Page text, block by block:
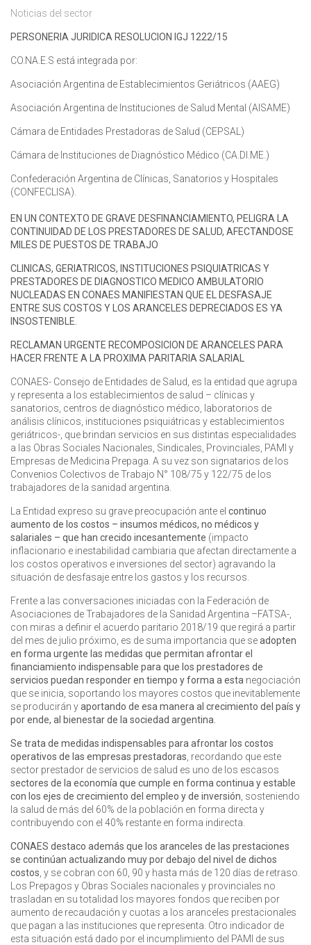
Noticias del sector
PERSONERIA JURIDICA RESOLUCION IGJ 1222/15
CO.NA.E.S está integrada por:
Asociación Argentina de Establecimientos Geriátricos (AAEG)
Asociación Argentina de Instituciones de Salud Mental (AISAME)
Cámara de Entidades Prestadoras de Salud (CEPSAL)
Cámara de Instituciones de Diagnóstico Médico (CA.DI.ME.)
Confederación Argentina de Clínicas, Sanatorios y Hospitales
(CONFECLISA).
EN UN CONTEXTO DE GRAVE DESFINANCIAMIENTO, PELIGRA LA
CONTINUIDAD DE LOS PRESTADORES DE SALUD, AFECTANDOSE
MILES DE PUESTOS DE TRABAJO
CLINICAS, GERIATRICOS, INSTITUCIONES PSIQUIATRICAS Y
PRESTADORES DE DIAGNOSTICO MEDICO AMBULATORIO
NUCLEADAS EN CONAES MANIFIESTAN QUE EL DESFASAJE
ENTRE SUS COSTOS Y LOS ARANCELES DEPRECIADOS ES YA
INSOSTENIBLE.
RECLAMAN URGENTE RECOMPOSICION DE ARANCELES PARA
HACER FRENTE A LA PROXIMA PARITARIA SALARIAL
CONAES- Consejo de Entidades de Salud, es la entidad que agrupa
y representa a los establecimientos de salud – clínicas y
sanatorios, centros de diagnóstico médico, laboratorios de
análisis clínicos, instituciones psiquiátricas y establecimientos
geriátricos-, que brindan servicios en sus distintas especialidades
a las Obras Sociales Nacionales, Sindicales, Provinciales, PAMI y
Empresas de Medicina Prepaga. A su vez son signatarios de los
Convenios Colectivos de Trabajo N° 108/75 y 122/75 de los
trabajadores de la sanidad argentina.
La Entidad expreso su grave preocupación ante el continuo
aumento de los costos – insumos médicos, no médicos y
salariales – que han crecido incesantemente (impacto
inflacionario e inestabilidad cambiaria que afectan directamente a
los costos operativos e inversiones del sector) agravando la
situación de desfasaje entre los gastos y los recursos.
Frente a las conversaciones iniciadas con la Federación de
Asociaciones de Trabajadores de la Sanidad Argentina –FATSA-,
con miras a definir el acuerdo paritario 2018/19 que regirá a partir
del mes de julio próximo, es de suma importancia que seadopten
en forma urgente las medidas que permitan afrontar el
financiamiento indispensable para que los prestadores de
servicios puedan responder en tiempo y forma a esta negociación
que se inicia, soportando los mayores costos que inevitablemente
se producirán yaportando de esa manera al crecimiento del país y
por ende, al bienestar de la sociedad argentina.
Se trata de medidas indispensables para afrontar los costos
operativos de las empresas prestadoras , recordando que este
sector prestador de servicios de salud es uno de los escasos
sectores de la economía que cumple en forma continua y estable
con los ejes de crecimiento del empleo y de inversión , sosteniendo
la salud de más del 60% de la población en forma directa y
contribuyendo con el 40% restante en forma indirecta.
CONAES destaco además que los aranceles de las prestaciones
se continúan actualizando muy por debajo del nivel de dichos
costos , y se cobran con 60, 90 y hasta más de 120 días de retraso.
Los Prepagos y Obras Sociales nacionales y provinciales no
trasladan en su totalidad los mayores fondos que reciben por
aumento de recaudación y cuotas a los aranceles prestacionales
que pagan a las instituciones que representa. Otro indicador de
esta situación está dado por el incumplimiento del PAMI de sus